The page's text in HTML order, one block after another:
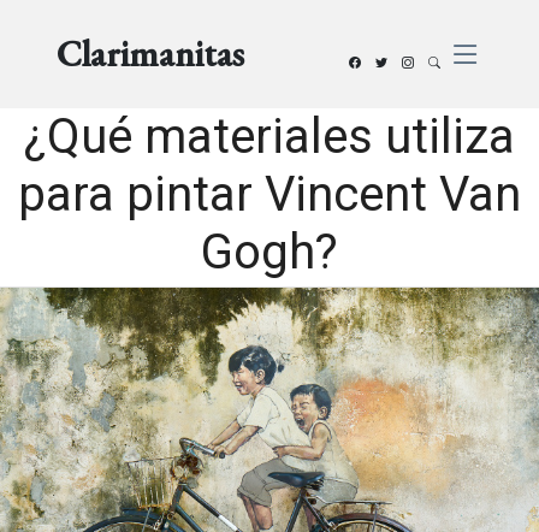
Clarimanitas
¿Qué materiales utiliza
para pintar Vincent Van
Gogh?